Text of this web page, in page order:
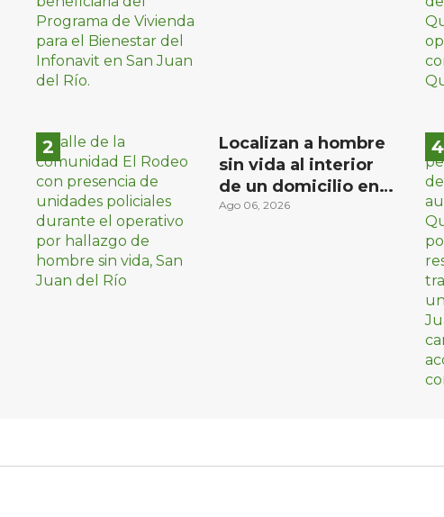
Localizan a hombre
sin vida al interior
de un domicilio en
la comunidad El
Ago 06, 2026